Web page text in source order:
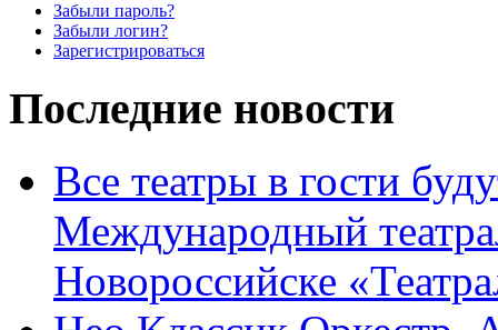
Забыли пароль?
Забыли логин?
Зарегистрироваться
Последние новости
Все театры в гости
Международный
Новороссийске